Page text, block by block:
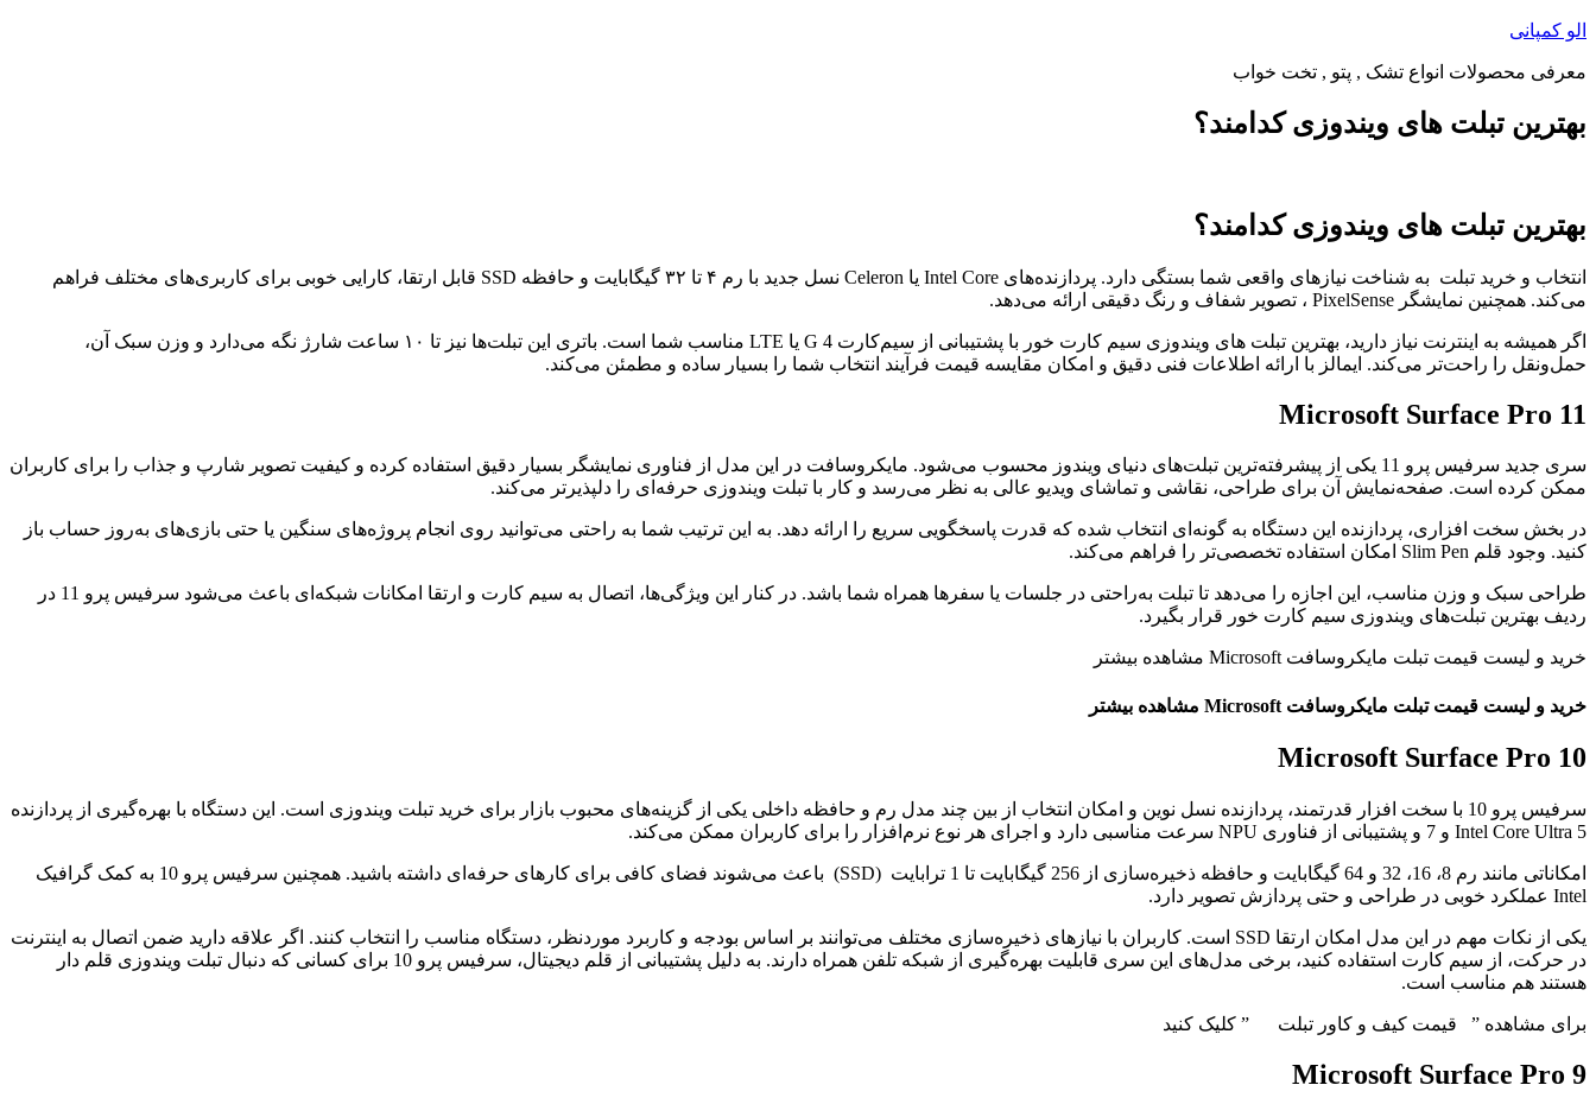
پرش
محتوا
الو کمپانی
معرفی محصولات انواع تشک , پتو , تخت خواب
بهترین تبلت های ویندوزی کدامند؟
بهترین تبلت های ویندوزی کدامند؟
انتخاب و خرید تبلت به شناخت نیازهای واقعی شما بستگی دارد. پردازنده‌های Intel Core یا Celeron نسل جدید با رم ۴ تا ۳۲ گیگابایت و حافظه SSD قابل ارتقا، کارایی خوبی برای کاربری‌های مختلف فراهم
می‌کند. همچنین نمایشگر PixelSense ، تصویر شفاف و رنگ دقیقی ارائه می‌دهد.
اگر همیشه به اینترنت نیاز دارید، بهترین تبلت های ویندوزی سیم کارت خور با پشتیبانی از سیم‌کارت 4 G یا LTE مناسب شما است. باتری این تبلت‌ها نیز تا ۱۰ ساعت شارژ نگه می‌دارد و وزن سبک آن،
حمل‌ونقل را راحت‌تر می‌کند. ایمالز با ارائه اطلاعات فنی دقیق و امکان مقایسه قیمت فرآیند انتخاب شما را بسیار ساده‌ و مطمئن‌ می‌کند.
Microsoft Surface Pro 11
سری جدید سرفیس پرو 11 یکی از پیشرفته‌ترین تبلت‌های دنیای ویندوز محسوب می‌شود. مایکروسافت در این مدل از فناوری نمایشگر بسیار دقیق استفاده کرده و کیفیت تصویر شارپ و جذاب را برای کاربران
ممکن کرده است. صفحه‌نمایش آن برای طراحی، نقاشی و تماشای ویدیو عالی به نظر می‌رسد و کار با تبلت ویندوزی حرفه‌ای را دلپذیرتر می‌کند.
در بخش سخت افزاری، پردازنده این دستگاه به گونه‌ای انتخاب شده که قدرت پاسخگویی سریع را ارائه دهد. به این ترتیب شما به راحتی می‌توانید روی انجام پروژه‌های سنگین یا حتی بازی‌های به‌روز حساب باز
کنید. وجود قلم Slim Pen امکان استفاده تخصصی‌تر را فراهم می‌کند.
طراحی سبک و وزن مناسب، این اجازه را می‌دهد تا تبلت به‌راحتی در جلسات یا سفرها همراه شما باشد. در کنار این ویژگی‌ها، اتصال به سیم کارت و ارتقا امکانات شبکه‌ای باعث می‌شود سرفیس پرو 11 در
ردیف بهترین تبلت‌های ویندوزی سیم کارت خور قرار بگیرد.
خرید و لیست قیمت تبلت مایکروسافت Microsoft مشاهده بیشتر
خرید و لیست قیمت تبلت مایکروسافت Microsoft مشاهده بیشتر
Microsoft Surface Pro 10
سرفیس پرو 10 با سخت افزار قدرتمند، پردازنده نسل نوین و امکان انتخاب از بین چند مدل رم و حافظه داخلی یکی از گزینه‌های محبوب بازار برای خرید تبلت ویندوزی است. این دستگاه با بهره‌گیری از پردازنده
Intel Core Ultra 5 و 7 و پشتیبانی از فناوری NPU سرعت مناسبی دارد و اجرای هر نوع نرم‌افزار را برای کاربران ممکن می‌کند.
امکاناتی مانند رم 8، 16، 32 و 64 گیگابایت و حافظه ذخیره‌سازی از 256 گیگابایت تا 1 ترابایت (SSD) باعث می‌شوند فضای کافی برای کارهای حرفه‌ای داشته باشید. همچنین سرفیس پرو 10 به کمک گرافیک
Intel عملکرد خوبی در طراحی و حتی پردازش تصویر دارد.
یکی از نکات مهم در این مدل امکان ارتقا SSD است. کاربران با نیازهای ذخیره‌سازی مختلف می‌توانند بر اساس بودجه و کاربرد موردنظر، دستگاه مناسب را انتخاب کنند. اگر علاقه دارید ضمن اتصال به اینترنت
در حرکت، از سیم کارت استفاده کنید، برخی مدل‌های این سری قابلیت بهره‌گیری از شبکه تلفن همراه دارند. به دلیل پشتیبانی از قلم دیجیتال، سرفیس پرو 10 برای کسانی که دنبال تبلت ویندوزی قلم دار
هستند هم مناسب است.
برای مشاهده ” قیمت کیف و کاور تبلت ” کلیک کنید
Microsoft Surface Pro 9